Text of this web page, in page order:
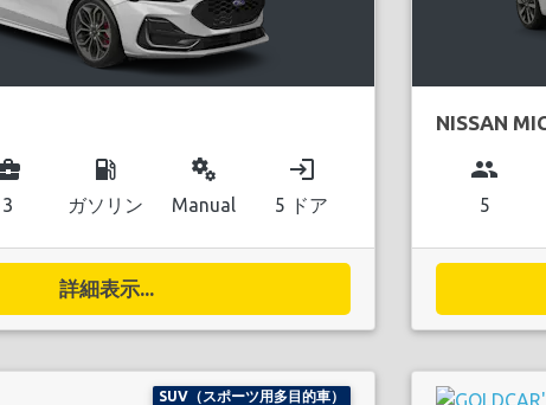
3
local_gas_station
ガソリン
miscellaneous_services
Manual
login
5 ドア
詳細表示...
NISSAN
group
5
SUV（スポーツ用多目的車）